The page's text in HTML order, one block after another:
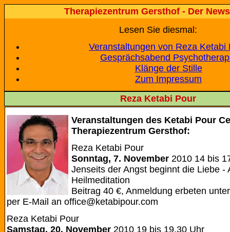
Therapiezentrum Gersthof - Der
Lesen Sie diesmal:
Veranstaltungen von Reza Ketabi
Gesprächsabend
Klänge der Stille
Zum Impressum
Reza Ketabi Pour
Veranstaltungen des Ketabi Pour
Therapiezentrum Gersthof:
Reza Ketabi Pour
Sonntag, 7. November 2010 14 bis
Jenseits der Angst beginnt die Liebe -
Heilmeditation
Beitrag 40 €, Anmeldung erbeten
per E-Mail an office@ketabipour.com
Reza Ketabi Pour
Samstag, 20. November 2010 19 bis 19.30 Uhr